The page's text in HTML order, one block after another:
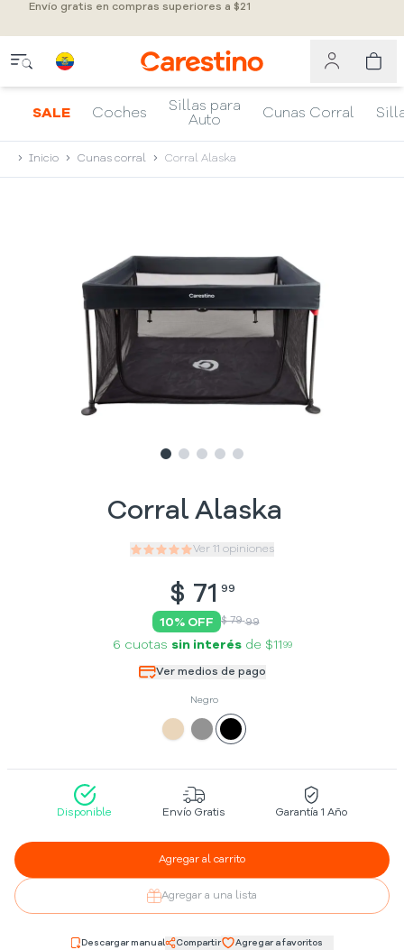
Envío gratis en compras superiores a $21
SALE Coches
Sillas para
Auto
Cunas Corral
Inicio Cunas corral Corral Alaska
Slide1
Slide2
Slide3
SlideSlide
Corral Alaska
Ver 11 opiniones
$ 71 99
10% OFF $ 79 99
6 cuotas sin interésde $11 99
Ver medios de pago
Negro
Disponible Envío Gratis Garantía 1 Año
Agregar al carrito
Agregar a una lista
Descargar manual Compartir Agregar a favoritos